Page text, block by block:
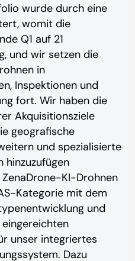
wurde durch eine
womit die
Q1 auf 21
und wir setzen die
in
Inspektionen und
fort. Wir haben die
Akquisitionsziele
geografische
und spezialisierte
hinzuzufügen
KI-Drohnen
Kategorie mit dem
und
unser integriertes
Dazu